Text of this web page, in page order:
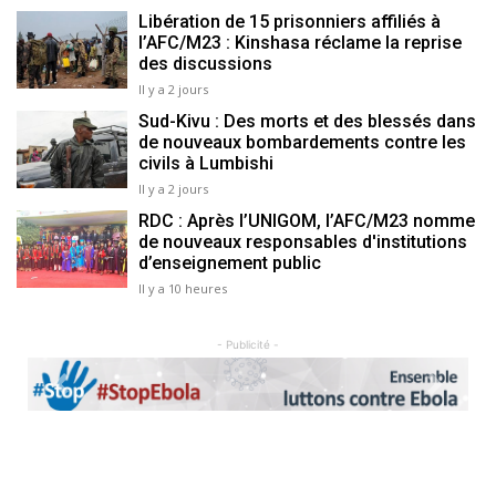
Libération de 15 prisonniers affiliés à
l’AFC/M23 : Kinshasa réclame la reprise
des discussions
Il y a 2 jours
Sud-Kivu : Des morts et des blessés dans
de nouveaux bombardements contre les
civils à Lumbishi
Il y a 2 jours
RDC : Après l’UNIGOM, l’AFC/M23 nomme
de nouveaux responsables d'institutions
d’enseignement public
Il y a 10 heures
- Publicité -
Previous Next